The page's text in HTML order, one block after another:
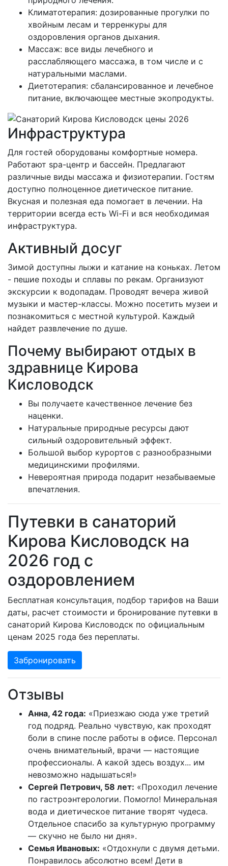
Климатотерапия: дозированные прогулки по
хвойным лесам и терренкуры для
оздоровления органов дыхания.
Массаж: все виды лечебного и
расслабляющего массажа, в том числе и с
натуральными маслами.
Диетотерапия: сбалансированное и лечебное
питание, включающее местные экопродукты.
Инфраструктура
Для гостей оборудованы комфортные номера.
Работают spa-центр и бассейн. Предлагают
различные виды массажа и физиотерапии. Гостям
доступно полноценное диетическое питание.
Вкусная и полезная еда помогает в лечении. На
территории всегда есть Wi-Fi и вся необходимая
инфраструктура.
Активный досуг
Зимой доступны лыжи и катание на коньках. Летом
- пешие походы и сплавы по рекам. Организуют
экскурсии к водопадам. Проводят вечера живой
музыки и мастер-классы. Можно посетить музеи и
познакомиться с местной культурой. Каждый
найдет развлечение по душе.
Почему выбирают отдых в
здравнице Кирова
Кисловодск
Вы получаете качественное лечение без
наценки.
Натуральные природные ресурсы дают
сильный оздоровительный эффект.
Большой выбор курортов с разнообразными
медицинскими профилями.
Невероятная природа подарит незабываемые
впечатления.
Путевки в санаторий
Кирова Кисловодск на
2026 год с
оздоровлением
Бесплатная консультация, подбор тарифов на Ваши
даты, расчет стоимости и бронирование путевки в
санаторий Кирова Кисловодск по официальным
ценам 2025 года без переплаты.
Забронировать
Отзывы
Анна, 42 года: «Приезжаю сюда уже третий
год подряд. Реально чувствую, как проходят
боли в спине после работы в офисе. Персонал
очень внимательный, врачи — настоящие
профессионалы. А какой здесь воздух... им
невозможно надышаться!»
Сергей Петрович, 58 лет: «Проходил лечение
по гастроэнтерологии. Помогло! Минеральная
вода и диетическое питание творят чудеса.
Отдельное спасибо за культурную программу
— скучно не было ни дня».
Семья Ивановых: «Отдохнули с двумя детьми.
Понравилось абсолютно всем! Дети в